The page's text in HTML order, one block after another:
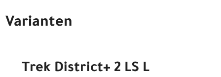
Varianten
Trek District+ 2 LS L